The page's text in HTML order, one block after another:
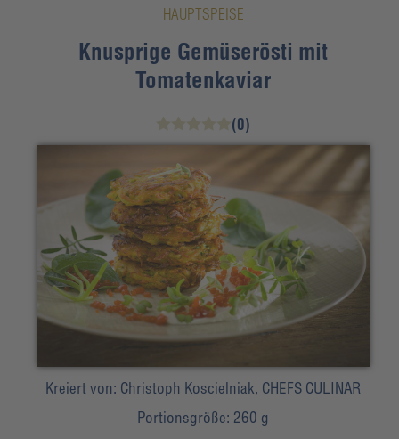
HAUPTSPEISE
Knusprige Gemüserösti mit
Tomatenkaviar
(0)
Kreiert von: Christoph Koscielniak, CHEFS CULINAR
Portionsgröße: 260 g